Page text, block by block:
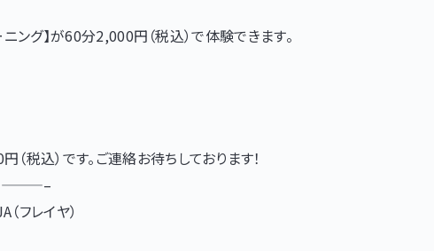
ング】が60分2,000円（税込）で体験できます。
税込）です。ご連絡お待ちしております！
フレイヤ）